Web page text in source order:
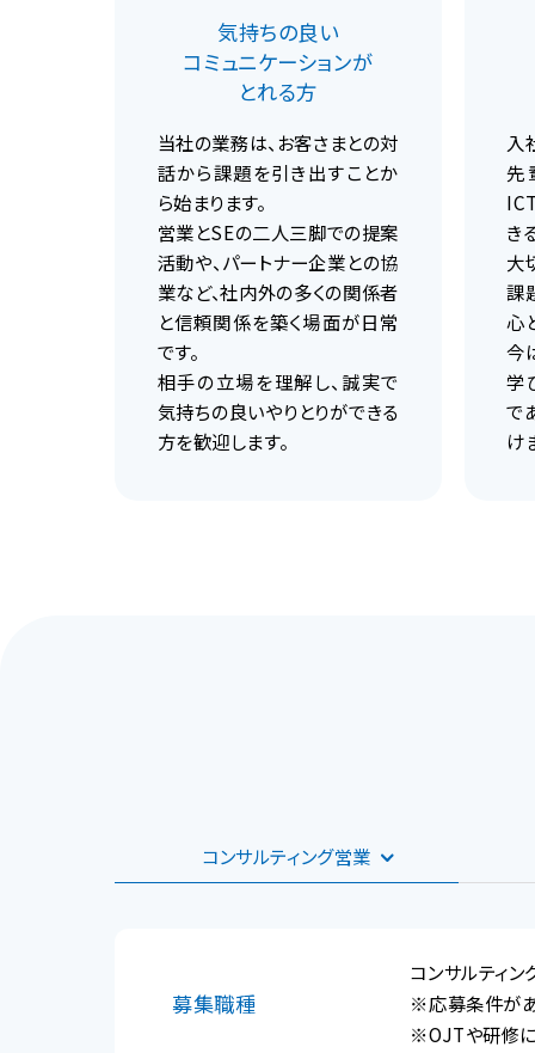
気持ちの良い
コミュニケーションが
とれる方
当社の業務は、お客さまとの対
話から課題を引き出すことか
ら始まります。
営業とSEの二人三脚での提案
活動や、パートナー企業との協
業など、社内外の多くの関係者
と信頼関係を築く場面が日常
です。
相手の立場を理解し、誠実で
気持ちの良いやりとりができる
方を歓迎します。
入
先
き
大
課
心
今
学
で
け
コンサルティング営業
募集職種
コンサルティン
※応募条件が
※OJTや研修に